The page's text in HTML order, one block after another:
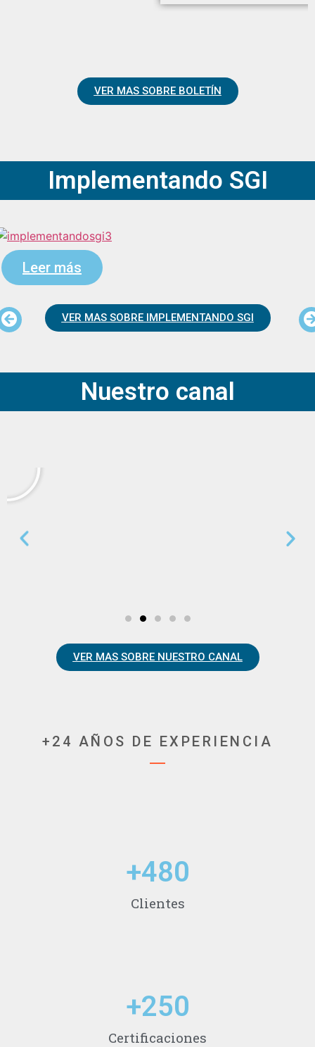
VER MAS SOBRE BOLETÍN
Implementando SGI
Leer más
VER MAS SOBRE IMPLEMENTANDO SGI
Nuestro canal
VER MAS SOBRE NUESTRO CANAL
+24 AÑOS DE EXPERIENCIA
Clientes
+480
Certificaciones
+250